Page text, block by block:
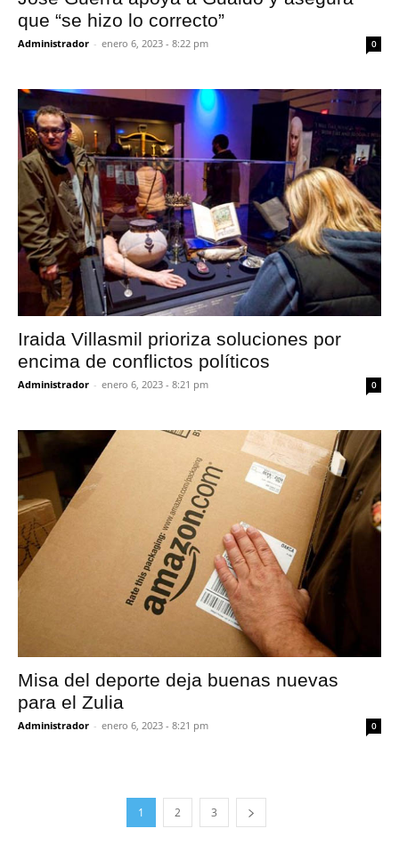
que “se hizo lo correcto”
Administrador - enero 6, 2023 - 8:22 pm 0
Iraida Villasmil prioriza soluciones por
encima de conflictos políticos
Administrador - enero 6, 2023 - 8:21 pm 0
Misa del deporte deja buenas nuevas
para el Zulia
Administrador - enero 6, 2023 - 8:21 pm 0
1 2 3